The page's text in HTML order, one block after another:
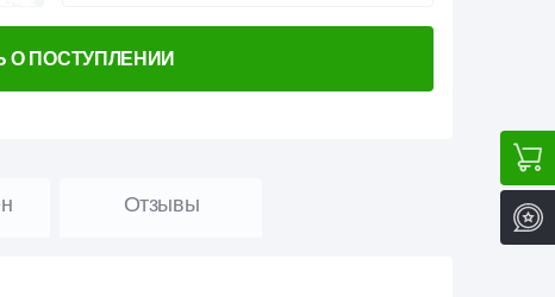
О ПОСТУПЛЕНИИ
Отзывы